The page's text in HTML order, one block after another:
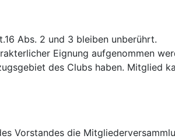
Abs. 2 und 3 bleiben unberührt.
Eignung aufgenommen
des Clubs haben. Mitglied
Vorstandes die